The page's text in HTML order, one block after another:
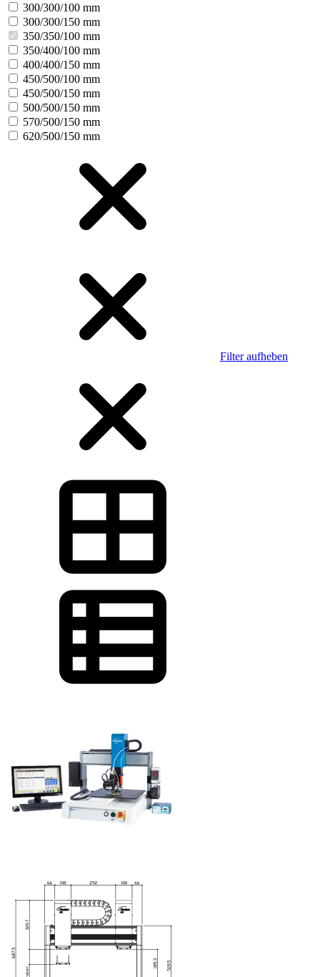
300/300/100 mm
300/300/150 mm
350/350/100 mm
350/400/100 mm
400/400/150 mm
450/500/100 mm
450/500/150 mm
500/500/150 mm
570/500/150 mm
620/500/150 mm
Filter aufheben